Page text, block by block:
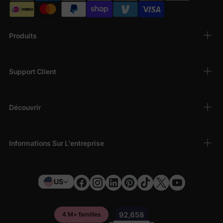
Produits
Support Client
Découvrir
Informations Sur L'entreprise
US
4 M+ familles